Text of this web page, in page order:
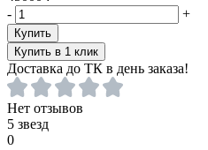
-
+
Купить
Купить в 1 клик
Доставка до ТК в день заказа!
Нет отзывов
5 звезд
0